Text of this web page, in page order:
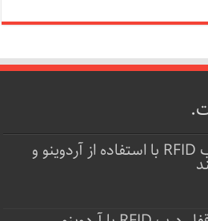
پروژه قفل‌ درب RFID با استفاده از آردوینو و